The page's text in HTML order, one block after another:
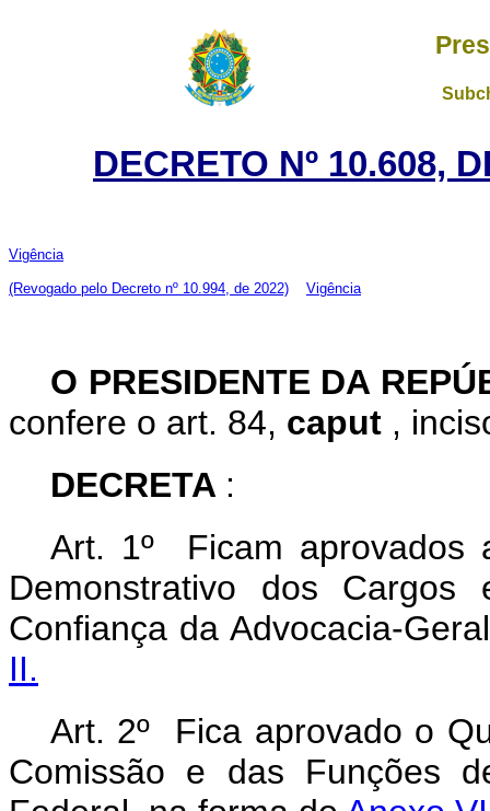
DECRETO Nº 10.608,
Vigência
(Revogado pelo Decreto nº 10.994, de 2022) Vigência
O PRESIDENTE DA
confere o art. 84, caput ,
DECRETA :
Art. 1º Ficam aprovados
Demonstrativo dos
Confiança da Advocacia-
II.
Art. 2º Fica aprovado o
Comissão e das Funções